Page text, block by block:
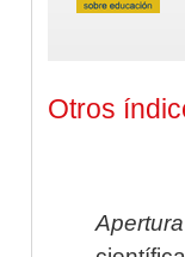
Otros
Apertura